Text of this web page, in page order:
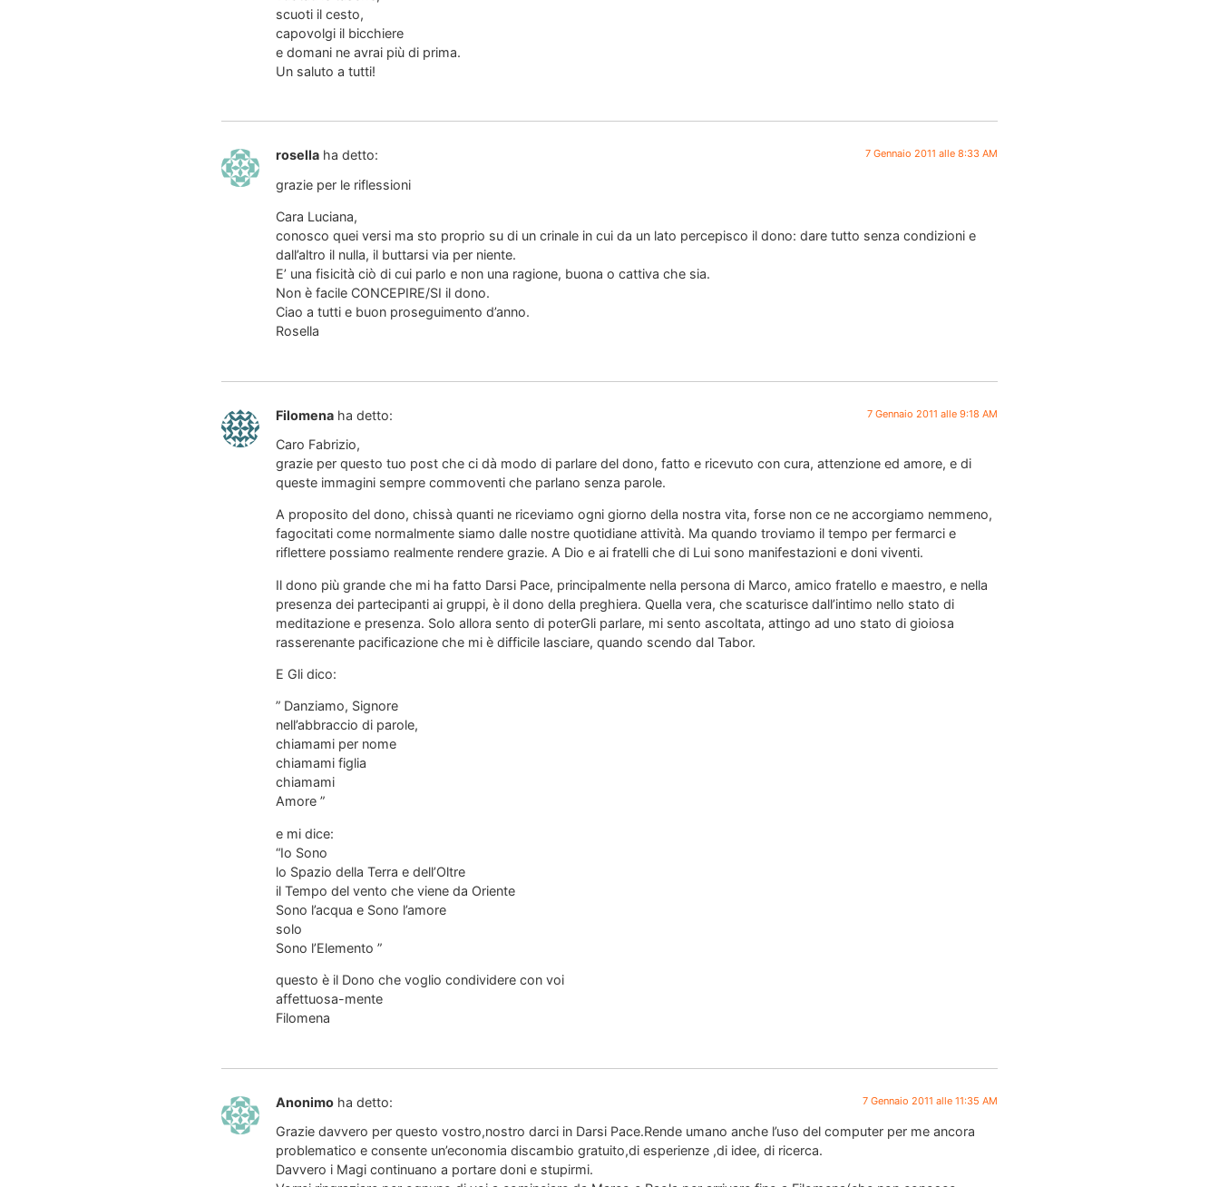
scuoti il cesto,
capovolgi il bicchiere
e domani ne avrai più di prima.
Un saluto a tutti!
rosella ha detto: 7 Gennaio 2011 alle 8:33 AM
grazie per le riflessioni
Cara Luciana,
conosco quei versi ma sto proprio su di un crinale in cui da un lato percepisco il dono: dare tutto senza condizioni e
dall’altro il nulla, il buttarsi via per niente.
E’ una fisicità ciò di cui parlo e non una ragione, buona o cattiva che sia.
Non è facile CONCEPIRE/SI il dono.
Ciao a tutti e buon proseguimento d’anno.
Rosella
Filomena ha detto: 7 Gennaio 2011 alle 9:18 AM
Caro Fabrizio,
grazie per questo tuo post che ci dà modo di parlare del dono, fatto e ricevuto con cura, attenzione ed amore, e di
queste immagini sempre commoventi che parlano senza parole.
A proposito del dono, chissà quanti ne riceviamo ogni giorno della nostra vita, forse non ce ne accorgiamo nemmeno,
fagocitati come normalmente siamo dalle nostre quotidiane attività. Ma quando troviamo il tempo per fermarci e
riflettere possiamo realmente rendere grazie. A Dio e ai fratelli che di Lui sono manifestazioni e doni viventi.
Il dono più grande che mi ha fatto Darsi Pace, principalmente nella persona di Marco, amico fratello e maestro, e nella
presenza dei partecipanti ai gruppi, è il dono della preghiera. Quella vera, che scaturisce dall’intimo nello stato di
meditazione e presenza. Solo allora sento di poterGli parlare, mi sento ascoltata, attingo ad uno stato di gioiosa
rasserenante pacificazione che mi è difficile lasciare, quando scendo dal Tabor.
E Gli dico:
” Danziamo, Signore
nell’abbraccio di parole,
chiamami per nome
chiamami figlia
chiamami
Amore ”
e mi dice:
“Io Sono
lo Spazio della Terra e dell’Oltre
il Tempo del vento che viene da Oriente
Sono l’acqua e Sono l’amore
solo
Sono l’Elemento ”
questo è il Dono che voglio condividere con voi
affettuosa-mente
Filomena
Anonimo ha detto: 7 Gennaio 2011 alle 11:35 AM
Grazie davvero per questo vostro,nostro darci in Darsi Pace.Rende umano anche l’uso del computer per me ancora
problematico e consente un’economia discambio gratuito,di esperienze ,di idee, di ricerca.
Davvero i Magi continuano a portare doni e stupirmi.